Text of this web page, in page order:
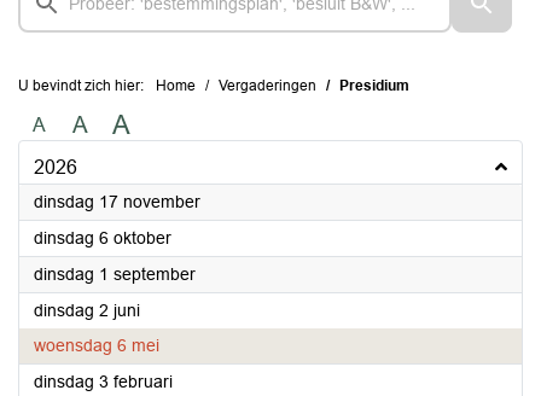
U bevindt zich hier: Home Vergaderingen Presidium
A A A
2026
dinsdag 17 november2026
dinsdag 6 oktober2026
dinsdag 1 september2026
dinsdag 2 juni2026
woensdag 6 mei2026
dinsdag 3 februari2026